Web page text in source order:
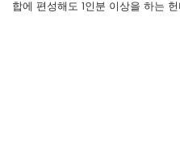
합에 편성해도 1인분 이상을 하는